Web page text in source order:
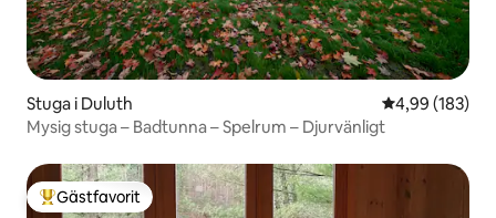
Stuga i Duluth 4,99 av 5 i
4,99 (183)
Mysig stuga – Badtunna – Spelrum – Djurvänligt
Populär gästfavorit
Gästfavorit